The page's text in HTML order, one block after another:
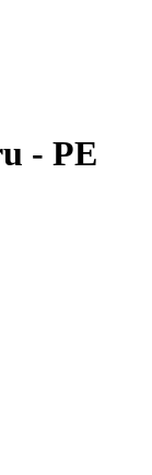
- PE